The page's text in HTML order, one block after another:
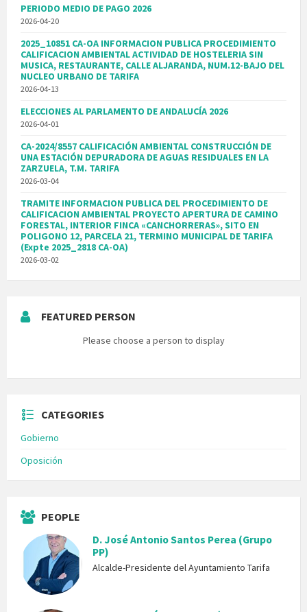
PERIODO MEDIO DE PAGO 2026
2026-04-20
2025_10851 CA-OA INFORMACION PUBLICA PROCEDIMIENTO
CALIFICACION AMBIENTAL ACTIVIDAD DE HOSTELERIA SIN
MUSICA, RESTAURANTE, CALLE ALJARANDA, NUM.12-BAJO DEL
NUCLEO URBANO DE TARIFA
2026-04-13
ELECCIONES AL PARLAMENTO DE ANDALUCÍA 2026
2026-04-01
CA-2024/8557 CALIFICACIÓN AMBIENTAL CONSTRUCCIÓN DE
UNA ESTACIÓN DEPURADORA DE AGUAS RESIDUALES EN LA
ZARZUELA, T.M. TARIFA
2026-03-04
TRAMITE INFORMACION PUBLICA DEL PROCEDIMIENTO DE
CALIFICACION AMBIENTAL PROYECTO APERTURA DE CAMINO
FORESTAL, INTERIOR FINCA «CANCHORRERAS», SITO EN
POLIGONO 12, PARCELA 21, TERMINO MUNICIPAL DE TARIFA
(Expte 2025_2818 CA-OA)
2026-03-02
FEATURED PERSON
Please choose a person to display
CATEGORIES
Gobierno
Oposición
PEOPLE
D. José Antonio Santos Perea (Grupo
PP)
Alcalde-Presidente del Ayuntamiento Tarifa